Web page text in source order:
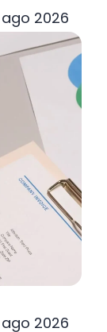
quina
2026
2026